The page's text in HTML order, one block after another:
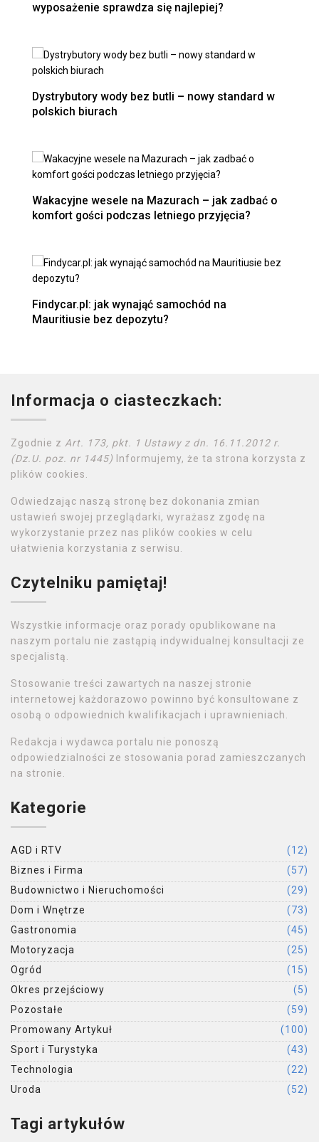
wyposażenie sprawdza się najlepiej?
Dystrybutory wody bez butli – nowy standard w
polskich biurach
Wakacyjne wesele na Mazurach – jak zadbać o
komfort gości podczas letniego przyjęcia?
Findycar.pl: jak wynająć samochód na
Mauritiusie bez depozytu?
Informacja o ciasteczkach:
Zgodnie z Art. 173, pkt. 1 Ustawy z dn. 16.11.2012 r.
(Dz.U. poz. nr 1445) Informujemy, że ta strona korzysta z
plików cookies.
Odwiedzając naszą stronę bez dokonania zmian
ustawień swojej przeglądarki, wyrażasz zgodę na
wykorzystanie przez nas plików cookies w celu
ułatwienia korzystania z serwisu.
Czytelniku pamiętaj!
Wszystkie informacje oraz porady opublikowane na
naszym portalu nie zastąpią indywidualnej konsultacji ze
specjalistą.
Stosowanie treści zawartych na naszej stronie
internetowej każdorazowo powinno być konsultowane z
osobą o odpowiednich kwalifikacjach i uprawnieniach.
Redakcja i wydawca portalu nie ponoszą
odpowiedzialności ze stosowania porad zamieszczanych
na stronie.
Kategorie
AGD i RTV
(12)
Biznes i Firma
(57)
Budownictwo i Nieruchomości
(29)
Dom i Wnętrze
(73)
Gastronomia
(45)
Motoryzacja
(25)
Ogród
(15)
Okres przejściowy
(5)
Pozostałe
(59)
Promowany Artykuł
(100)
Sport i Turystyka
(43)
Technologia
(22)
Uroda
(52)
Tagi artykułów